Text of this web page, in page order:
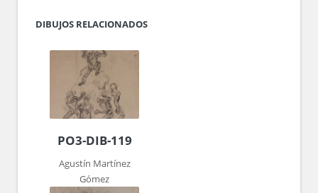
DIBUJOS RELACIONADOS
PO3-DIB-119
Agustín Martínez
Gómez